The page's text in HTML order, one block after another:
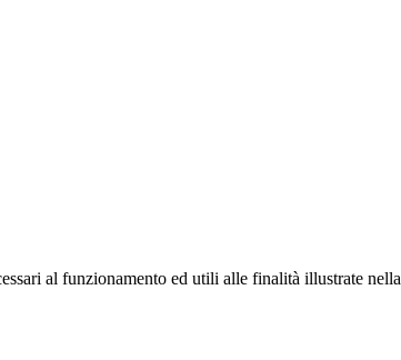
al funzionamento ed utili alle finalità illustrate nella